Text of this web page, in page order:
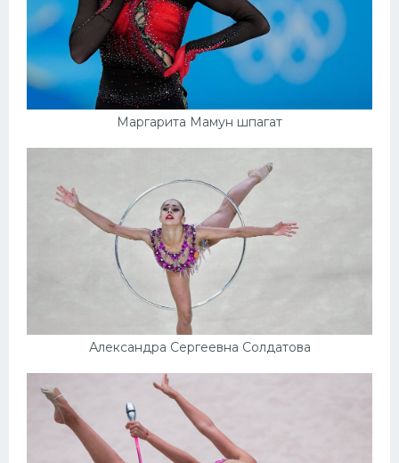
Маргарита Мамун шпагат
Александра Сергеевна Солдатова